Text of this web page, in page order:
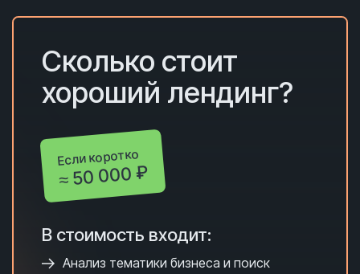
Сколько стоит
хороший лендинг?
Если коротко
≈ 50 000 ₽
В стоимость входит:
Анализ тематики бизнеса и поиск